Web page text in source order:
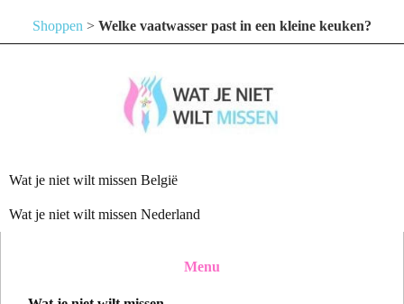
Shoppen > Welke vaatwasser past in een kleine keuken?
Wat je niet wilt missen België
Wat je niet wilt missen Nederland
Menu